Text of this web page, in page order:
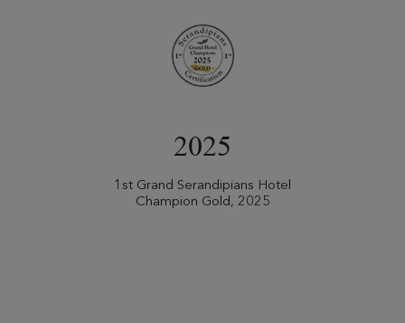
2025
1st Grand Serandipians Hotel
Champion Gold, 2025